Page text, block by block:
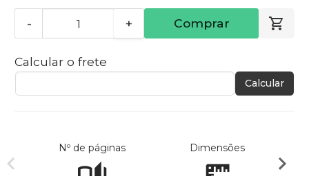
- + Comprar
Calcular o frete
Calcular
Nº de páginas Dimensões